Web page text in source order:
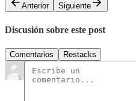
Anterior
Siguiente
Discusión sobre este post
Comentarios Restacks